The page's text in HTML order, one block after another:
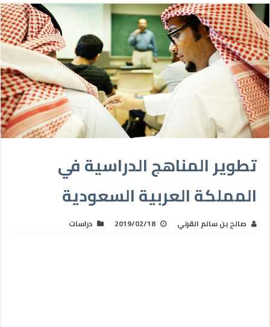
تطوير المناهج الدراسية في
المملكة العربية السعودية
صالح بن سالم القرني 2019/02/18 دراسات